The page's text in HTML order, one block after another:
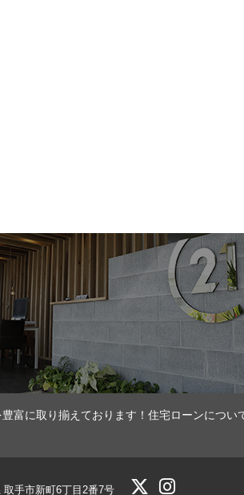
富に取り揃えております！住宅ローンにつ
手市新町6丁目2番7号